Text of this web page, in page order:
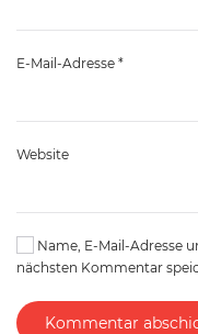
E-Mail-Adresse *
Website
Name, E-Mail-Adresse
nächsten Kommentar
Kommentar